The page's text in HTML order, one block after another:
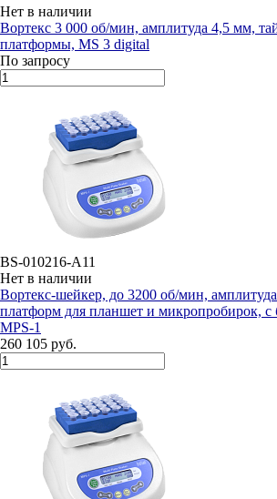
Нет в наличии
Вортекс 3 000 об/мин, амплитуда 4,5 мм,
платформы, MS 3 digital
По запросу
BS-010216-A11
Нет в наличии
Вортекс-шейкер, до 3200 об/мин,
платформ для планшет и микропробирок, с
MPS-1
260 105 руб.